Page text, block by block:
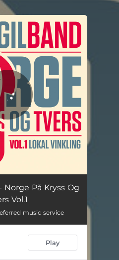
03:03
03:07
Aldri 04:43
Norge På Kryss Og
Vol.1
music service
Play